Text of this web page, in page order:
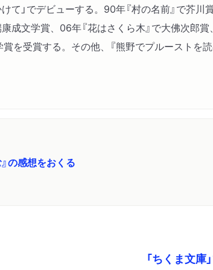
て」でデビューする。90年『村の名前』で芥
成文学賞、06年『花はさくら木』で大佛次郎
を受賞する。その他、『熊野でプルーストを読
の感想をおくる
「ちくま文庫